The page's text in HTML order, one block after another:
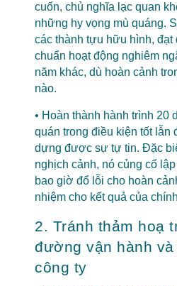
cuốn, chủ nghĩa lạc quan
những hy vọng mù quáng.
các thành tựu hữu hình,
chuẩn hoạt động nghiêm
năm khác, dù hoàn cảnh
nào.
• Hoàn thành hành trình 20
quán trong điều kiện tốt lẫn
dựng được sự tự tin. Đặc
nghịch cảnh, nó củng cố
bao giờ đổ lỗi cho hoàn
nhiệm cho kết quả của
2. Tránh thảm hoạ
đường vận hành
công ty